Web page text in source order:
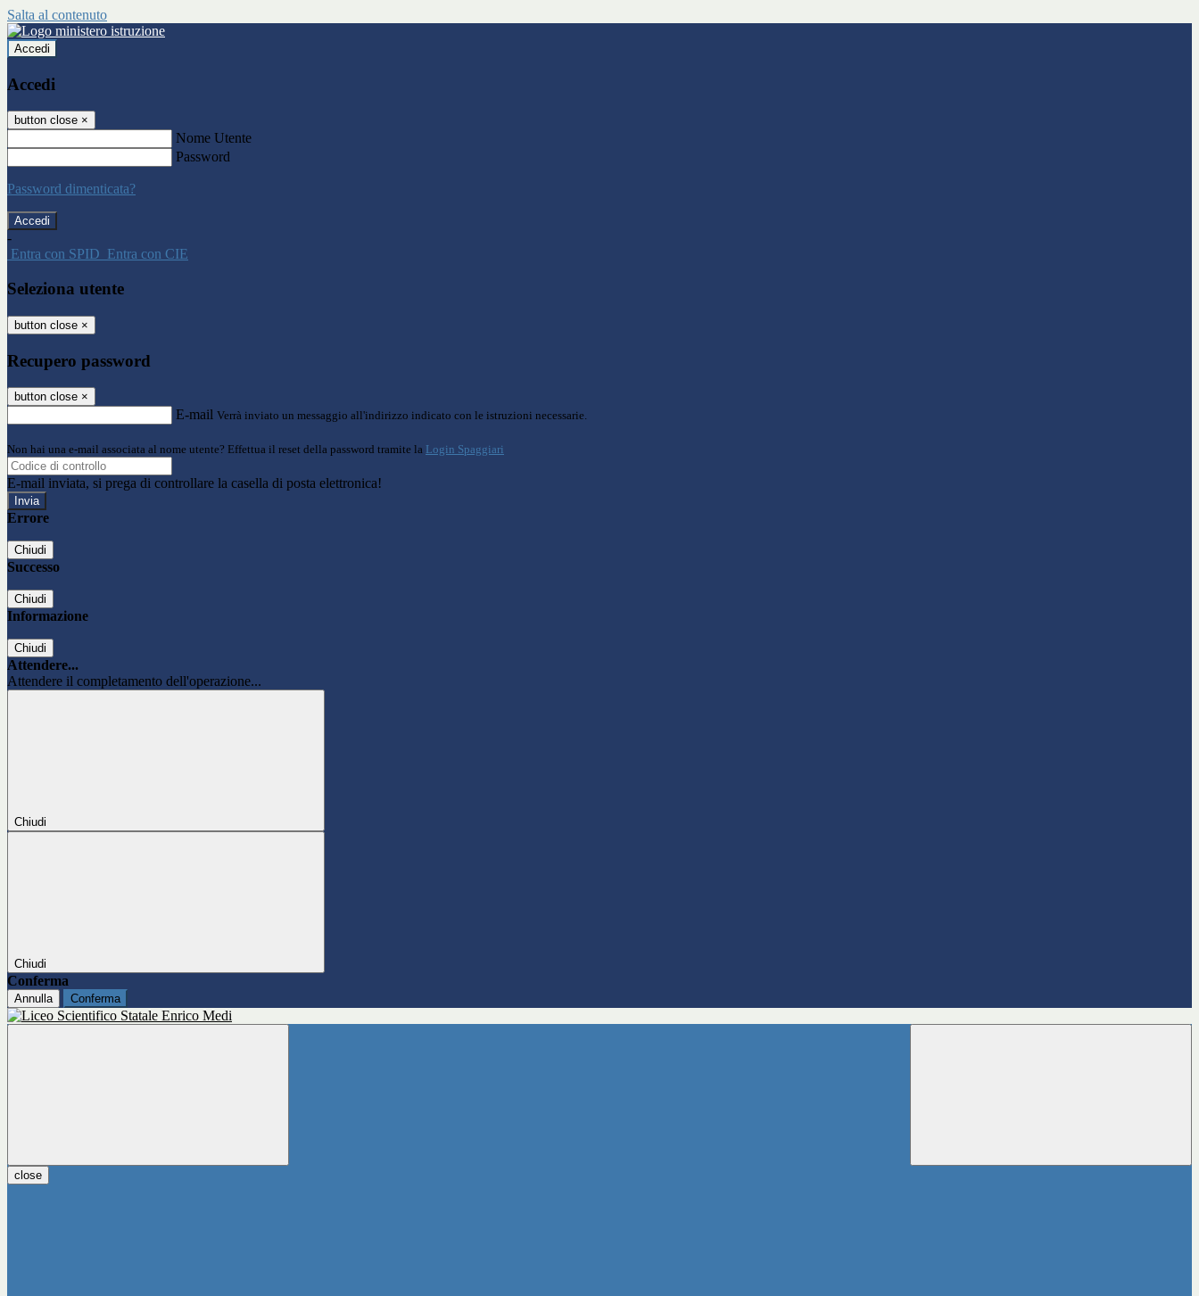
Salta al contenuto
Accedi
Accedi
button close ×
Nome Utente
Password
Password dimenticata?
-
Entra con SPID Entra con CIE
Seleziona utente
button close ×
Recupero password
button close ×
E-mail Verrà inviato un messaggio all'indirizzo indicato con le istruzioni necessarie.
Non hai una e-mail associata al nome utente? Effettua il reset della password tramite la Login Spaggiari
E-mail inviata, si prega di controllare la casella di posta elettronica!
Errore
Chiudi
Successo
Chiudi
Informazione
Chiudi
Attendere...
Attendere il completamento dell'operazione...
Chiudi
Chiudi
Conferma
Annulla Conferma
close